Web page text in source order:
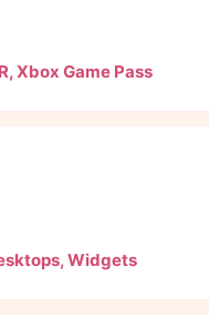
Xbox Game Pass
Widgets